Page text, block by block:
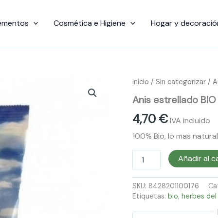
Cosmética e Higiene Hogar y
Inicio / Sin categorizar /
Anis estrellado
4,70 €IVA incluido
100% Bio, lo mas
Anis
BIO
del
cantidad
Añadir al
SKU: 8428201100176
Etiquetas: bio, herbes